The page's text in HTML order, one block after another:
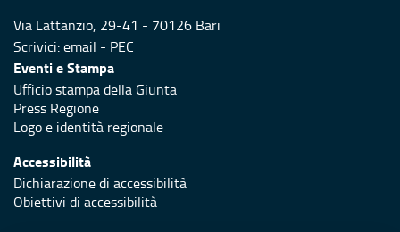
Via Lattanzio, 29-41 - 70126 Bari
Scrivici:email - PEC
Eventi e Stampa
Ufficio stampa della Giunta
Press Regione
Logo e identità regionale
Accessibilità
Dichiarazione di accessibilità
Obiettivi di accessibilità